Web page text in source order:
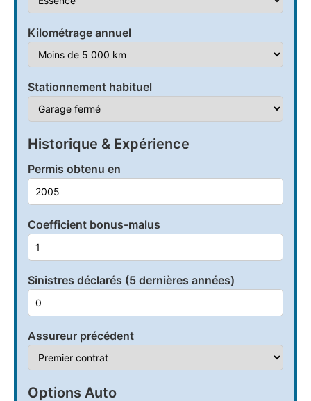
Kilométrage annuel
Stationnement habituel
Historique & Expérience
Permis obtenu en
Coefficient bonus-malus
Sinistres déclarés (5 dernières années)
Assureur précédent
Options Auto